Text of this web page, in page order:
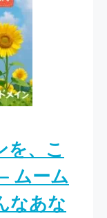
を、こ
ムーム
なあな